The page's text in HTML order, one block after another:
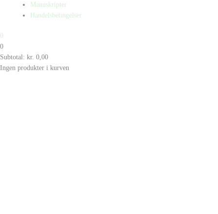
Manuskripter
Handelsbetingelser
0
0
Subtotal: kr. 0,00
Ingen produkter i kurven